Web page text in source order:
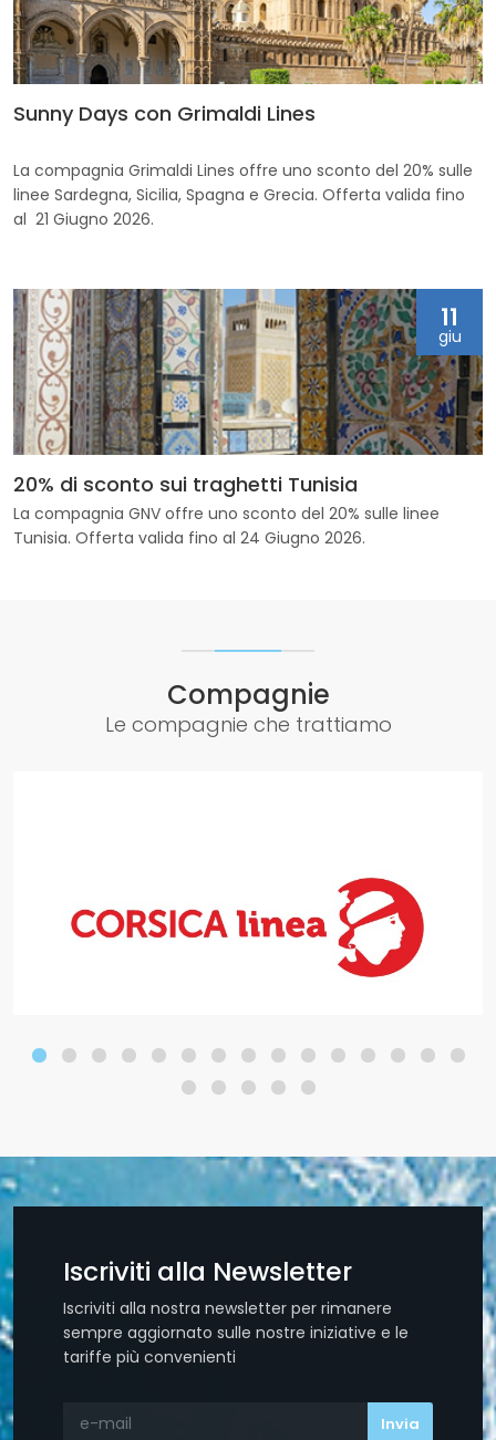
Sunny Days con Grimaldi Lines
La compagnia Grimaldi Lines offre uno sconto del 20% sulle
linee Sardegna, Sicilia, Spagna e Grecia. Offerta valida fino
al 21 Giugno 2026.
11
giu
20% di sconto sui traghetti Tunisia
La compagnia GNV offre uno sconto del 20% sulle linee
Tunisia. Offerta valida fino al 24 Giugno 2026.
Compagnie
Le compagnie che trattiamo
Iscriviti alla Newsletter
Iscriviti alla nostra newsletter per rimanere
sempre aggiornato sulle nostre iniziative e le
tariffe più convenienti